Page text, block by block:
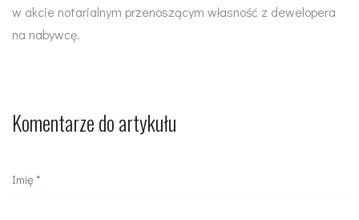
w akcie notarialnym przenoszącym własność z dewelopera
na nabywcę.
Komentarze do artykułu